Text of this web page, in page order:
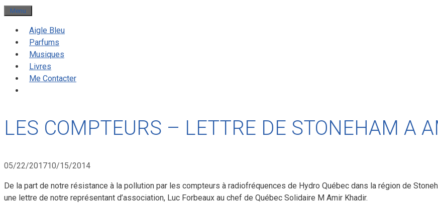
Menu
Aigle Bleu
Parfums
Musiques
Livres
Me Contacter
LES COMPTEURS – LETTRE DE STONEHAM A
05/22/201710/15/2014
De la part de notre résistance à la pollution par les compteurs à radiofréquences de Hydro Québec dans la région de
une lettre de notre représentant d’association, Luc Forbeaux au chef de Québec Solidaire M Amir Khadir.